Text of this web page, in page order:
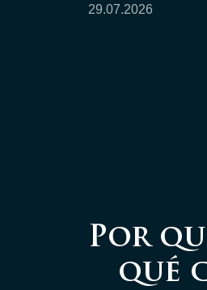
29.07.2026
Por
qué